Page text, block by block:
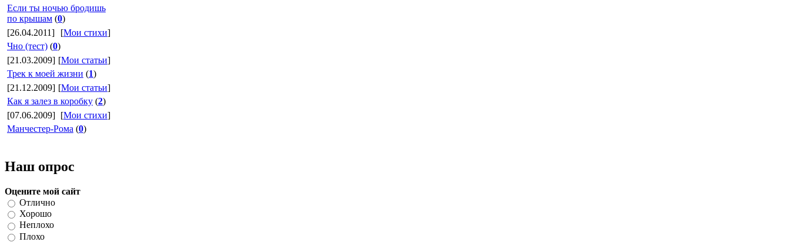
Если ты ночью бродишь
по крышам (0)
[26.04.2011]
[Мои стихи]
Чно (тест) (0)
[21.03.2009] [Мои статьи]
Трек к моей жизни (1)
[21.12.2009] [Мои статьи]
Как я залез в коробку (2)
[07.06.2009] [Мои стихи]
Манчестер-Рома (0)
Наш опрос
Оцените мой сайт
Отлично
Хорошо
Неплохо
Плохо